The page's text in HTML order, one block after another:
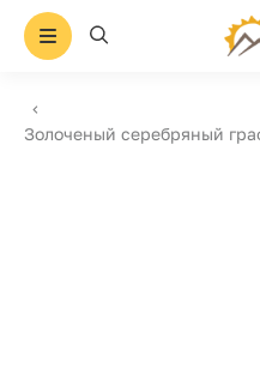
Золоченый серебряный